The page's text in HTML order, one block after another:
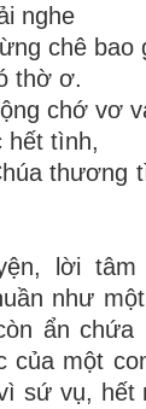
nghe
chê bao
thờ ơ.
chớ vơ
hết tình,
thương
lời
như
ẩn chứa
của một
sứ vụ, hết